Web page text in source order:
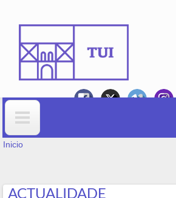
Formulario de busca
VOSTEDE ESTÁ AQUÍ
Inicio
ACTUALIDADE